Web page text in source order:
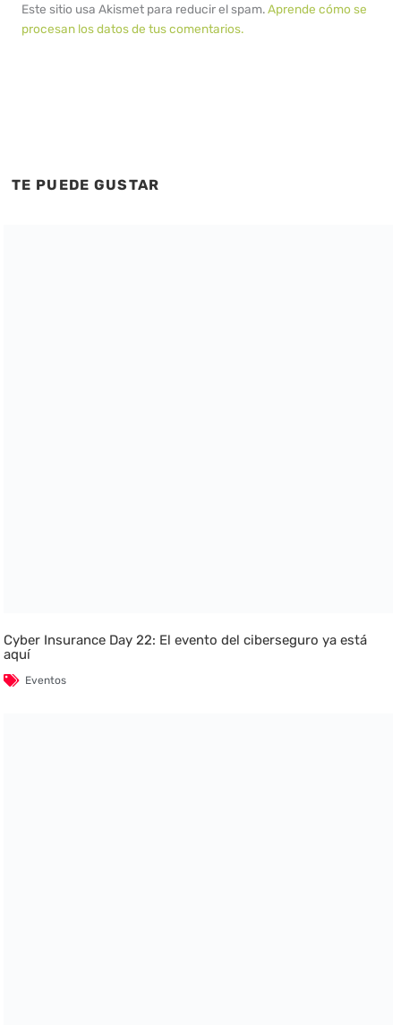
Este sitio usa Akismet para reducir el spam.Aprende cómo se
procesan los datos de tus comentarios.
TE PUEDE GUSTAR
Cyber Insurance Day 22: El evento del ciberseguro ya está
aquí
Eventos